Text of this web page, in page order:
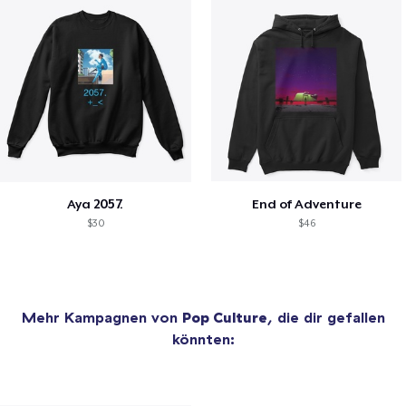
Aya 2057.
$30
End of Adventure
$46
Mehr Kampagnen von Pop Culture, die dir gefallen
könnten: